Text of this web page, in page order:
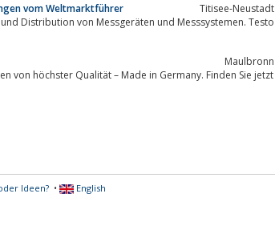
vom Weltmarktführer
Titisee-Neustadt
Distribution von Messgeräten und Messsystemen. Testo
Maulbronn
von höchster Qualität – Made in Germany. Finden Sie jetzt
Ideen?• English